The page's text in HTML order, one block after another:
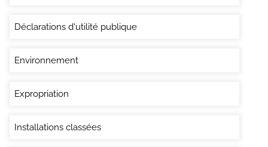
Déclarations d'utilité publique
Environnement
Expropriation
Installations classées